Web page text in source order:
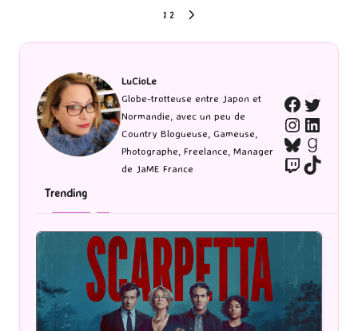
des
publications
1 2
LuCioLe
Globe-trotteuse entre Japon et
Normandie, avec un peu de
Country Blogueuse, Gameuse,
Photographe, Freelance, Manager
de JaME France
Bluesky
TwitchTikTok
Trending